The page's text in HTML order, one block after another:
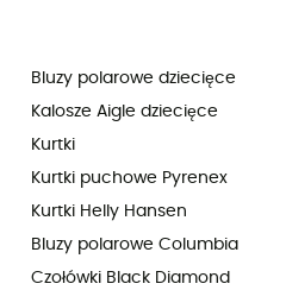
Bluzy polarowe dziecięce
Kalosze Aigle dziecięce
Kurtki
Kurtki puchowe Pyrenex
Kurtki Helly Hansen
Bluzy polarowe Columbia
Czołówki Black Diamond